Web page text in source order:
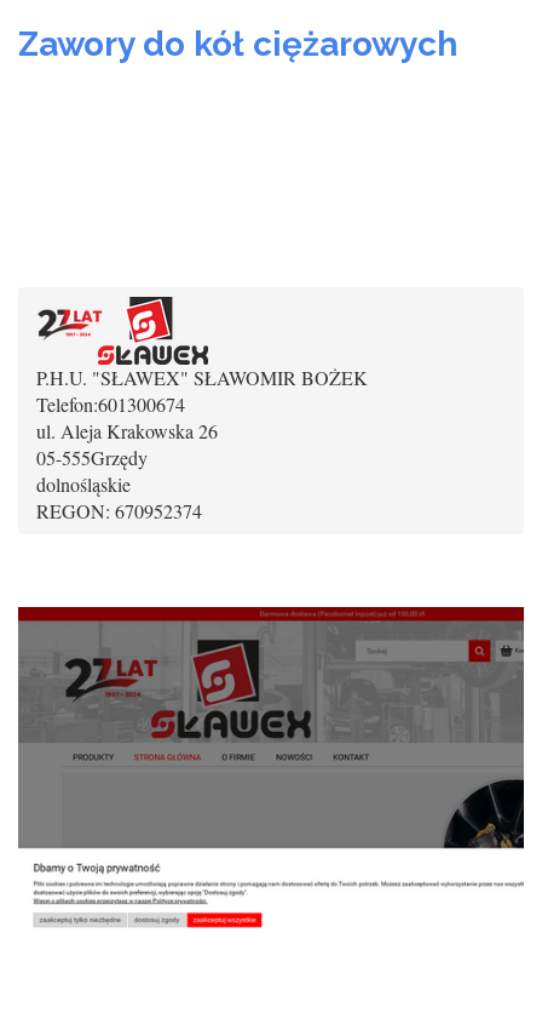
Zawory do kół ciężarowych
P.H.U. "SŁAWEX" SŁAWOMIR BOŻEK
Telefon:601300674
ul. Aleja Krakowska 26
05-555Grzędy
dolnośląskie
REGON: 670952374